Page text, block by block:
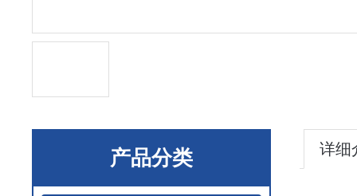
产品分类 详细